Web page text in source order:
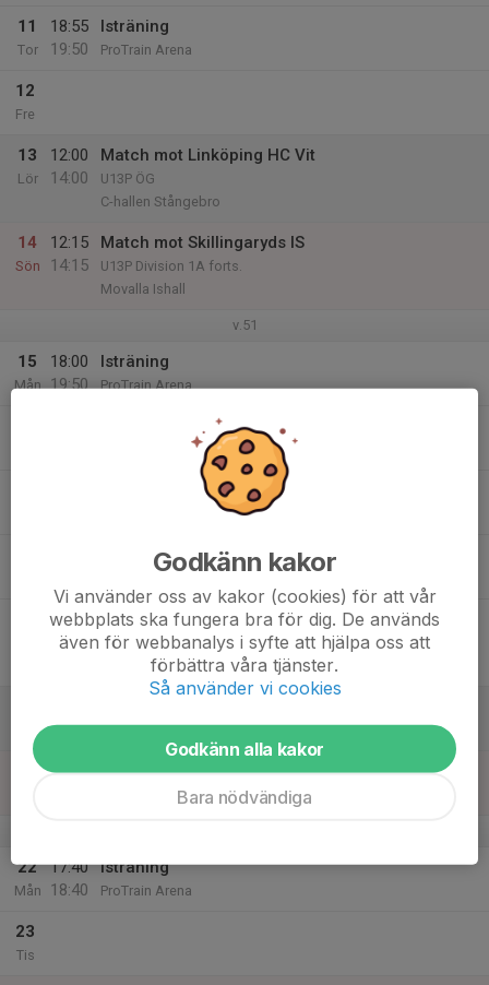
11
Tor
18:55
19:50
Isträning
ProTrain Arena
12
Fre
13
Lör
12:00
14:00
Match mot Linköping HC Vit
U13P ÖG
C-hallen Stångebro
14
Sön
12:15
14:15
Match mot Skillingaryds IS
U13P Division 1A forts.
Movalla Ishall
v.51
15
Mån
18:00
19:50
Isträning
ProTrain Arena
18:30
20:30
Match mot Nässjö HC
U13P Division 1A forts.
ProTrain Arena
22
Mån
17:40
18:40
Isträning
ProTrain Arena
23
Tis
Godkänn kakor
Vi använder oss av kakor (cookies) för att vår
webbplats ska fungera bra för dig. De används
även för webbanalys i syfte att hjälpa oss att
förbättra våra tjänster.
Så använder vi cookies
Godkänn alla kakor
Bara nödvändiga